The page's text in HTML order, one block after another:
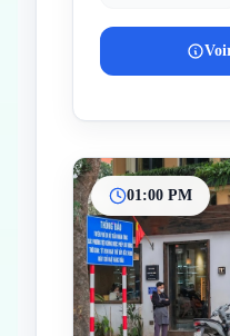
01:00 PM